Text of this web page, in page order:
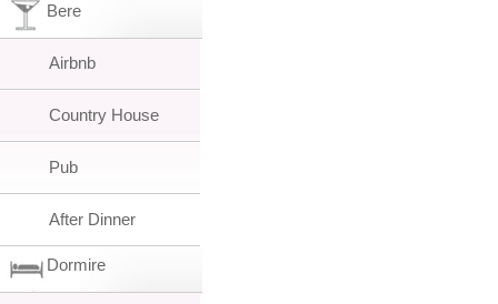
Bere
Airbnb
Country House
Pub
After Dinner
Dormire